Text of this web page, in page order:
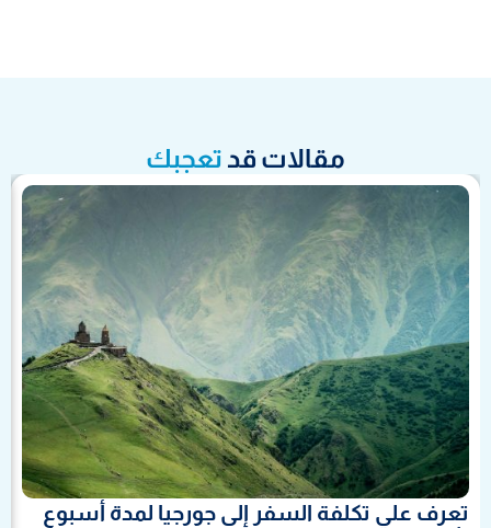
مقالات قد تعجبك
تعرف علي تكلفة السفر إلى جورجيا لمدة أسبوع